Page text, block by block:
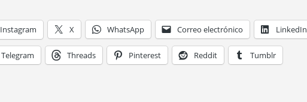
Instagram X WhatsApp Correo electrónico LinkedIn
Telegram Threads Pinterest Reddit Tumblr